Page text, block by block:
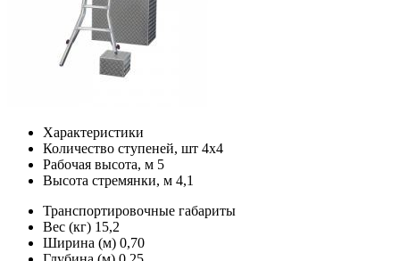
Характеристики
Количество ступеней, шт 4х4
Рабочая высота, м 5
Высота стремянки, м 4,1
Транспортировочные габариты
Вес (кг) 15,2
Ширина (м) 0,70